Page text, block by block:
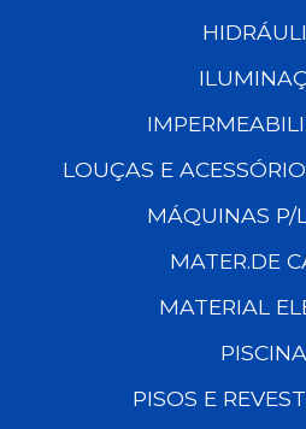
LOUÇAS E
MÁQUINAS P/
MATER.DE
MATERIAL
PISOS E